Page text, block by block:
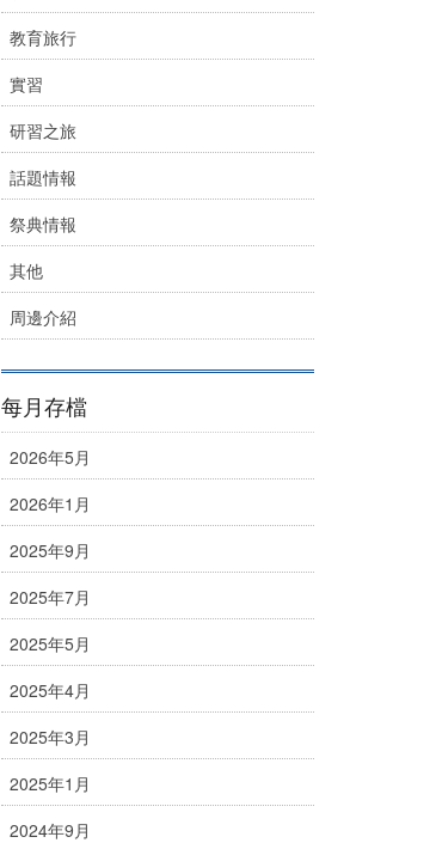
教育旅行
實習
研習之旅
話題情報
祭典情報
其他
周邊介紹
每月存檔
2026年5月
2026年1月
2025年9月
2025年7月
2025年5月
2025年4月
2025年3月
2025年1月
2024年9月